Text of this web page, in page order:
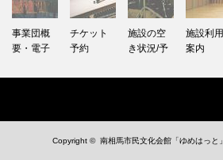
事業団概
要・電子
チケット
予約
施設の空
き状況/予
施設利用
案内
Copyright © 南相馬市民文化会館「ゆめはっと」